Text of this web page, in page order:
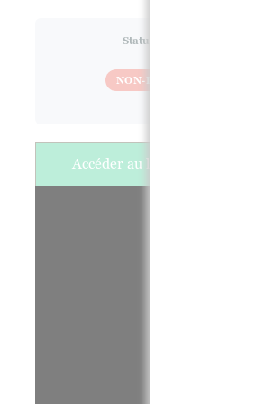
Statut actuel
NON-INSCRIT
Accéder au live le 6 février à 19h